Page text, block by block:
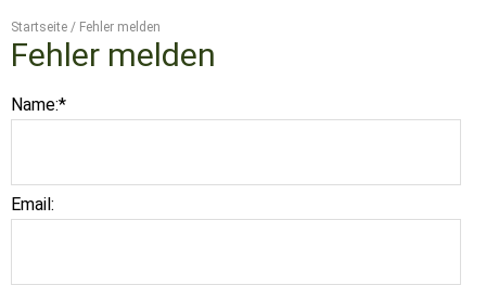
Startseite / Fehler melden
Fehler melden
Name:*
Email: